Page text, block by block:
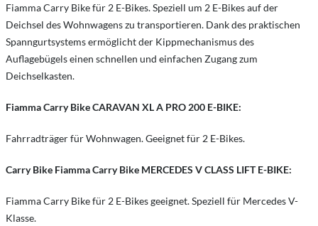
Fiamma Carry Bike für 2 E-Bikes. Speziell um 2 E-Bikes auf der
Deichsel des Wohnwagens zu transportieren. Dank des praktischen
Spanngurtsystems ermöglicht der Kippmechanismus des
Auflagebügels einen schnellen und einfachen Zugang zum
Deichselkasten.
Fiamma Carry Bike CARAVAN XL A PRO 200 E-BIKE:
Fahrradträger für Wohnwagen. Geeignet für 2 E-Bikes.
Carry Bike Fiamma Carry Bike MERCEDES V CLASS LIFT E-BIKE:
Fiamma Carry Bike für 2 E-Bikes geeignet. Speziell für Mercedes V-
Klasse.